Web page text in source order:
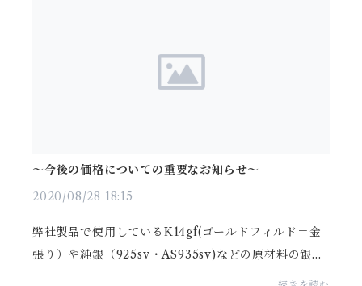
～今後の価格についての重要なお知らせ～
2020/08/28 18:15
弊社製品で使用しているK14gf(ゴールドフィルド＝金
張り）や純銀（925sv・AS935sv)などの原材料の銀地
金価格の高騰が続いております弊社では、出来る限り